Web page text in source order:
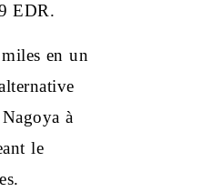
EDR.
en un
à
le